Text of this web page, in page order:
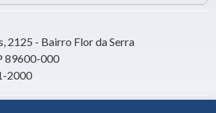
2125 - Bairro Flor da Serra
89600-000
2000